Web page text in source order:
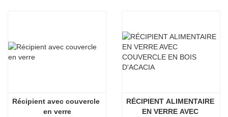
Récipient avec couvercle
en verre
RÉCIPIENT ALIMENTAIRE
EN VERRE AVEC